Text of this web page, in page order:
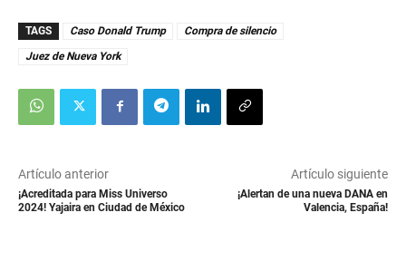
TAGS Caso Donald Trump
Compra de silencio
Juez de Nueva York
Artículo anterior
¡Acreditada para Miss Universo
2024! Yajaira en Ciudad de México
Artículo siguiente
¡Alertan de una nueva DANA en
Valencia, España!